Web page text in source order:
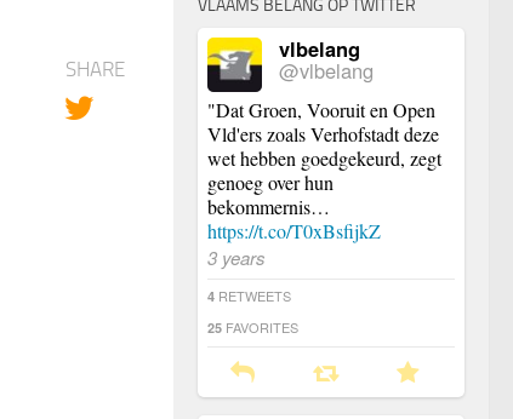
SHARE
VLAAMS BELANG OP TWITTER
vlbelang
@vlbelang
"Dat Groen, Vooruit en Open
Vld'ers zoals Verhofstadt deze
wet hebben goedgekeurd, zegt
genoeg over hun
bekommernis…
https://t.co/T0xBsfijkZ
3 years
4 RETWEETS
25 FAVORITES